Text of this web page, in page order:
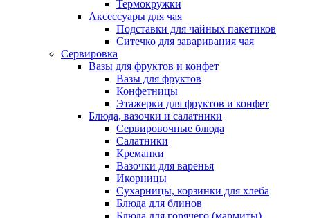
Термокружки
Аксессуары для чая
Подставки для чайных пакетиков
Ситечко для заваривания чая
Сервировка
Вазы для фруктов и конфет
Вазы для фруктов
Конфетницы
Этажерки для фруктов и конфет
Блюда, вазочки и салатники
Сервировочные блюда
Салатники
Креманки
Вазочки для варенья
Икорницы
Сухарницы, корзинки для хлеба
Блюда для блинов
Блюда для горячего (мармиты)